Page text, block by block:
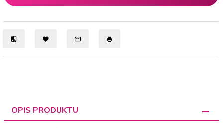
OPIS PRODUKTU